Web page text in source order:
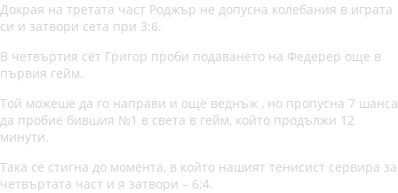
Докрая на третата част Роджър не допусна колебания в играта
си и затвори сета при 3:6.
В четвъртия сет Григор проби подаването на Федерер още в
първия гейм.
Той можеше да го направи и още веднъж , но пропусна 7 шанса
да пробие бившия №1 в света в гейм, който продължи 12
минути.
Така се стигна до момента, в който нашият тенисист сервира за
четвъртата част и я затвори – 6:4.